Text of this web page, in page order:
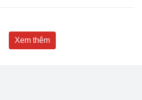
Xem thêm